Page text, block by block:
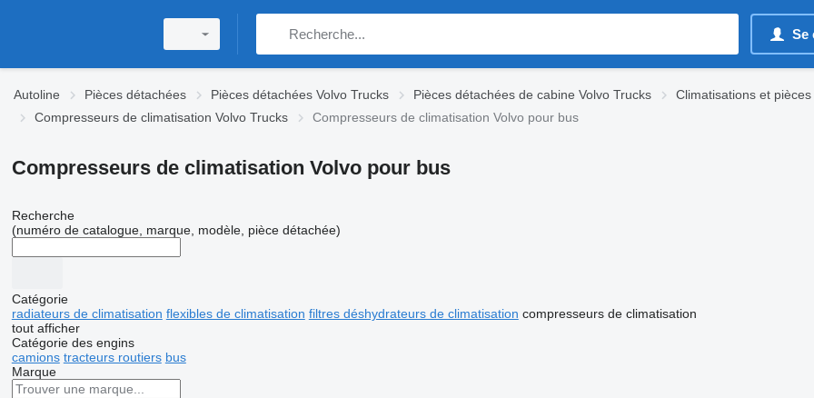
Se
Autoline Pièces détachées Pièces détachées Volvo Trucks Pièces détachées de cabine Volvo Trucks
Climatisations et
Compresseurs de climatisation Volvo Trucks
Compresseurs de climatisation Volvo pour bus
Compresseurs de climatisation Volvo pour bus
Recherche
(numéro de catalogue, marque, modèle, pièce détachée)
Catégorie
radiateurs de climatisation flexibles de climatisation filtres déshydrateurs de climatisation compresseurs de climatisation
tout afficher
Catégorie des engins
camions tracteurs routiers bus
Marque